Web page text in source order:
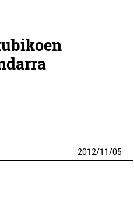
2012/11/05